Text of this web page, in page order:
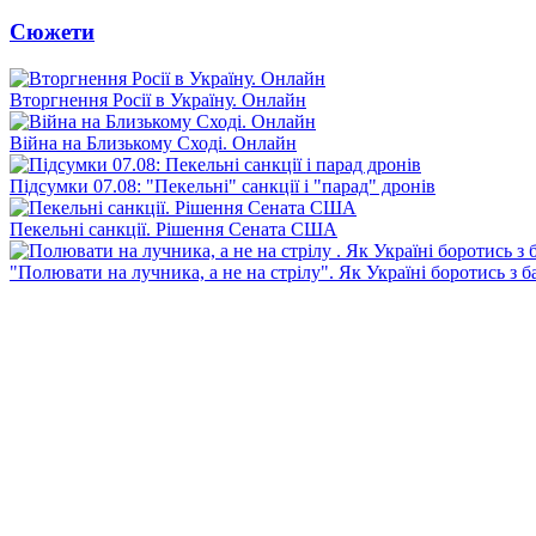
Сюжети
Вторгнення Росії в Україну. Онлайн
Війна на Близькому Сході. Онлайн
Підсумки 07.08: "Пекельні" санкції і "парад" дронів
Пекельні санкції. Рішення Сената США
"Полювати на лучника, а не на стрілу". Як Україні боротись з